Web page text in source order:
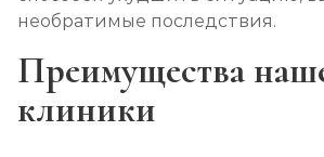
необратимые последствия.
Преимущества
клиники